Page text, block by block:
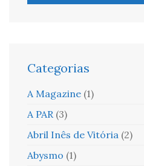
Categorias
A Magazine (1)
A PAR (3)
Abril Inês de Vitória (2)
Abysmo (1)